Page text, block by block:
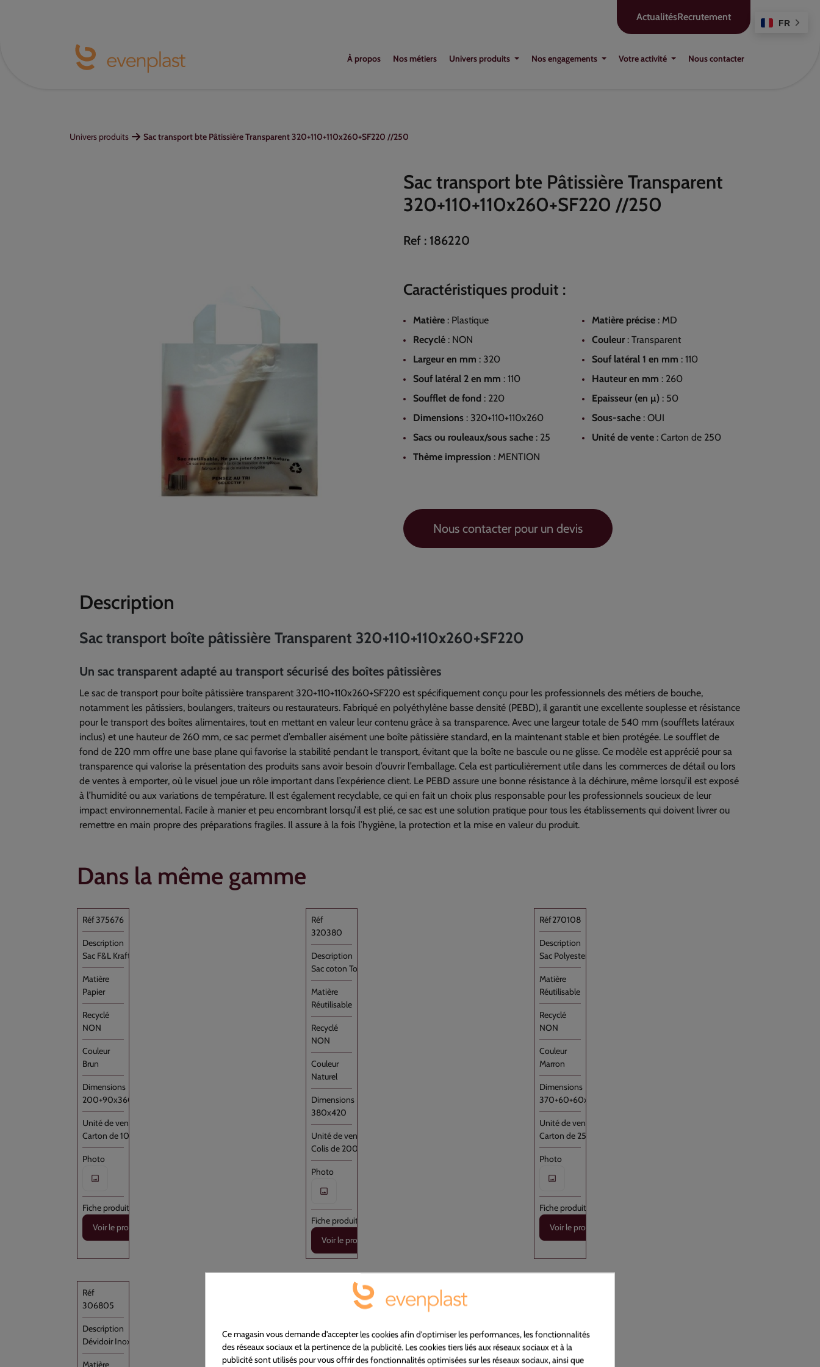
FR
ActualitésRecrutement
À propos Nos métiers Univers produits Nos engagements Votre activité Nous contacter
Univers produits Sac transport bte Pâtissière Transparent 320+110+110x260+SF220 //250
Sac transport bte Pâtissière Transparent
320+110+110x260+SF220 //250
Ref : 186220
Caractéristiques produit :
Matière : Plastique Matière précise: MD
Recyclé : NON Couleur: Transparent
Largeur en mm : 320 Souf latéral 1 en mm : 110
Souf latéral 2 en mm : 110 Hauteur en mm : 260
Soufflet de fond : 220 Epaisseur (en µ) : 50
Dimensions : 320+110+110x260 Sous-sache: OUI
Sacs ou rouleaux/sous sache : 25 Unité de vente: Carton de 250
Thème impression : MENTION
Nous contacter pour un devis
Description
Sac transport boîte pâtissière Transparent 320+110+110x260+SF220
Un sac transparent adapté au transport sécurisé des boîtes pâtissières
Le sac de transport pour boîte pâtissière transparent 320+110+110x260+SF220 est spécifiquement conçu pour les professionnels des métiers de bouche,
notamment les pâtissiers, boulangers, traiteurs ou restaurateurs. Fabriqué en polyéthylène basse densité (PEBD), il garantit une excellente souplesse et résistance
pour le transport des boîtes alimentaires, tout en mettant en valeur leur contenu grâce à sa transparence. Avec une largeur totale de 540 mm (soufflets latéraux
inclus) et une hauteur de 260 mm, ce sac permet d’emballer aisément une boîte pâtissière standard, en la maintenant stable et bien protégée. Le soufflet de
fond de 220 mm offre une base plane qui favorise la stabilité pendant le transport, évitant que la boîte ne bascule ou ne glisse. Ce modèle est apprécié pour sa
transparence qui valorise la présentation des produits sans avoir besoin d’ouvrir l’emballage. Cela est particulièrement utile dans les commerces de détail ou lors
de ventes à emporter, où le visuel joue un rôle important dans l’expérience client. Le PEBD assure une bonne résistance à la déchirure, même lorsqu’il est exposé
à l’humidité ou aux variations de température. Il est également recyclable, ce qui en fait un choix plus responsable pour les professionnels soucieux de leur
impact environnemental. Facile à manier et peu encombrant lorsqu’il est plié, ce sac est une solution pratique pour tous les établissements qui doivent livrer ou
remettre en main propre des préparations fragiles. Il assure à la fois l’hygiène, la protection et la mise en valeur du produit.
Dans la même gamme
375676
Sac F&L Kraft Brun Alios 200+90x360 3kg [...]
Papier
NON
Brun
200+90x360
Carton de 1000
Voir le produit
320380
Sac coton Tote Bag Naturel Oeko-Tex [...]
Réutilisable
NON
Naturel
380x420
Colis de 200
Voir le produit
270108
Sac Polyester Marron avec Anses Imprimé [...]
Réutilisable
NON
Marron
370+60+60x400
Carton de 250
Voir le produit
306805
Dévidoir Inox à fixation mural pour [...] Dévidoir 35 cm metal vert pour knot bag Sac F&L Gamme "Farandole" 1Kg
Ce magasin vous demande d'accepter les cookies afin d'optimiser les performances, les fonctionnalités
des réseaux sociaux et la pertinence de la publicité. Les cookies tiers liés aux réseaux sociaux et à la
publicité sont utilisés pour vous offrir des fonctionnalités optimisées sur les réseaux sociaux, ainsi que